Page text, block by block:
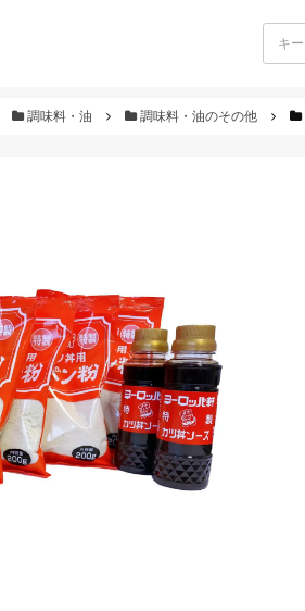
調味料・油 調味料・油のその他